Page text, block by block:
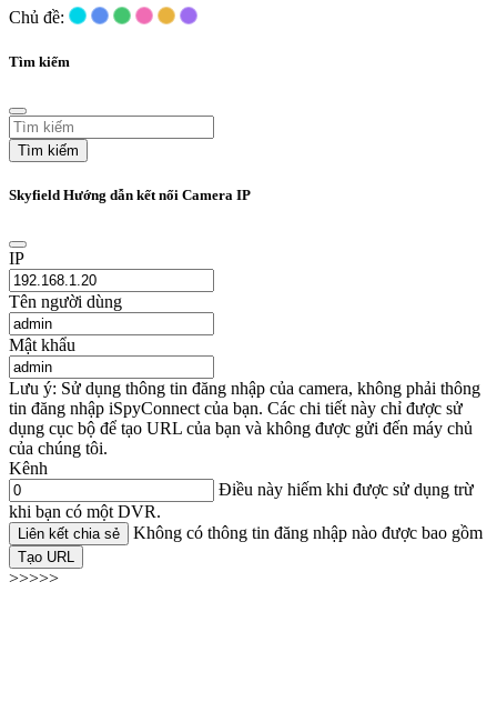
Chủ đề:
Tìm kiếm
Tìm kiếm
Skyfield Hướng dẫn kết nối Camera IP
IP
Tên người dùng
Mật khẩu
Lưu ý: Sử dụng thông tin đăng nhập của camera, không phải thông
tin đăng nhập iSpyConnect của bạn. Các chi tiết này chỉ được sử
dụng cục bộ để tạo URL của bạn và không được gửi đến máy chủ
của chúng tôi.
Kênh
Điều này hiếm khi được sử dụng trừ
khi bạn có một DVR.
Liên kết chia sẻ Không có thông tin đăng nhập nào được bao gồm
Tạo URL
>>>>>